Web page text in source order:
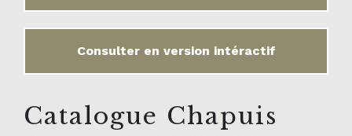
Consulter en version intéractif
Catalogue Chapuis